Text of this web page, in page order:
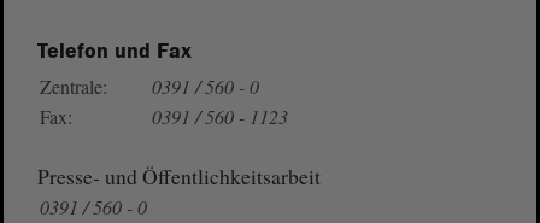
Telefon und Fax
Zentrale:
0391 / 560 - 0
Fax:
0391 / 560 - 1123
Presse- und Öffentlichkeitsarbeit
0391 / 560 - 0